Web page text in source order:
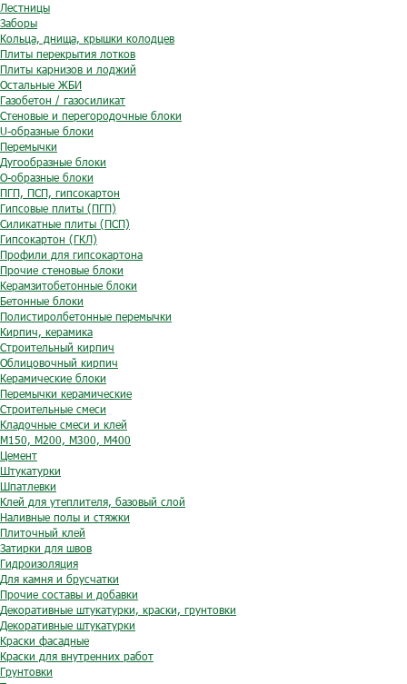
Лестницы
Заборы
Кольца, днища, крышки колодцев
Плиты перекрытия лотков
Плиты карнизов и лоджий
Остальные ЖБИ
Газобетон / газосиликат
Стеновые и перегородочные блоки
U-образные блоки
Перемычки
Дугообразные блоки
O-образные блоки
ПГП, ПСП, гипсокартон
Гипсовые плиты (ПГП)
Силикатные плиты (ПСП)
Гипсокартон (ГКЛ)
Профили для гипсокартона
Прочие стеновые блоки
Керамзитобетонные блоки
Бетонные блоки
Полистиролбетонные перемычки
Кирпич, керамика
Строительный кирпич
Облицовочный кирпич
Керамические блоки
Перемычки керамические
Строительные смеси
Кладочные смеси и клей
М150, М200, М300, М400
Цемент
Штукатурки
Шпатлевки
Клей для утеплителя, базовый слой
Наливные полы и стяжки
Плиточный клей
Затирки для швов
Гидроизоляция
Для камня и брусчатки
Прочие составы и добавки
Декоративные штукатурки, краски, грунтовки
Декоративные штукатурки
Краски фасадные
Краски для внутренних работ
Грунтовки